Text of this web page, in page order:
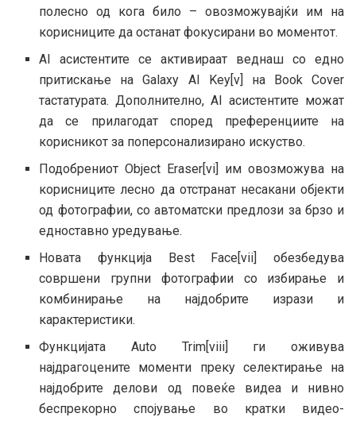
полесно од кога било – овозможувајќи им на
корисниците да останат фокусирани во моментот.
AI асистентите се активираат веднаш со едно
притискање на Galaxy AI Key[v] на Book Cover
тастатурата. Дополнително, AI асистентите можат
да се прилагодат според преференциите на
корисникот за поперсонализирано искуство.
Подобрениот Object Eraser[vi] им овозможува на
корисниците лесно да отстранат несакани објекти
од фотографии, со автоматски предлози за брзо и
едноставно уредување.
Новата функција Best Face[vii] обезбедува
совршени групни фотографии со избирање и
комбинирање на најдобрите изрази и
карактеристики.
Функцијата Auto Trim[viii] ги оживува
најдрагоцените моменти преку селектирање на
најдобрите делови од повеќе видеа и нивно
беспрекорно спојување во кратки видео-